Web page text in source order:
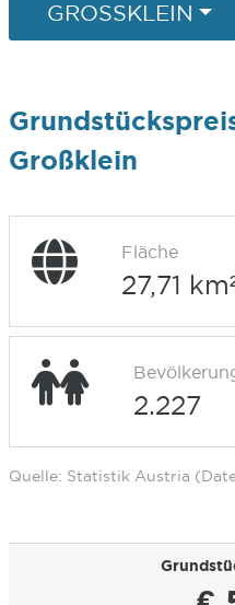
GROSSKLEIN
Großklein
Fläche
27,71
2.227
Quelle: Statistik Austria